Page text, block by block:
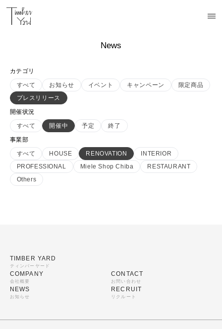
News
カテゴリ
すべて
お知らせ イベント キャンペーン
限定商品
プレスリリース
開催状況
すべて
開催中 予定
終了
事業部
すべて
HOUSE RENOVATION
INTERIOR
PROFESSIONAL
Miele Shop Chiba
RESTAURANT
Others
TIMBER YARD
ティンバーヤード
COMPANY
会社概要
NEWS
お知らせ
CONTACT
お問い合わせ
RECRUIT
リクルート